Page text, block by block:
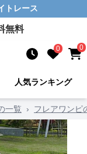
トレース
無料
0 0
人気ランキング
一覧 › フレアワンピ